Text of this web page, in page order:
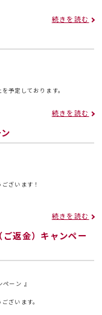
続きを読む
予定しております。
続きを読む
ざいます！
続きを読む
返金）キャンペー
ーン 』
ざいます。